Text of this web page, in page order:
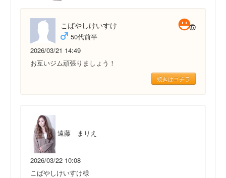
こばやしけいすけ
50代前半
2026/03/21 14:49
お互いジム頑張りましょう！
続きはコチラ
遠藤 まりえ
2026/03/22 10:08
こばやしけいすけ様